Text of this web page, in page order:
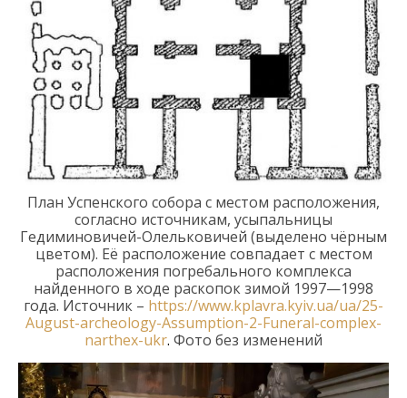
План Успенского собора с местом расположения,
согласно источникам, усыпальницы
Гедиминовичей-Олельковичей (выделено чёрным
цветом). Её расположение совпадает с местом
расположения погребального комплекса
найденного в ходе раскопок зимой 1997—1998
года. Источник – https://www.kplavra.kyiv.ua/ua/25-
August-archeology-Assumption-2-Funeral-complex-
narthex-ukr. Фото без изменений